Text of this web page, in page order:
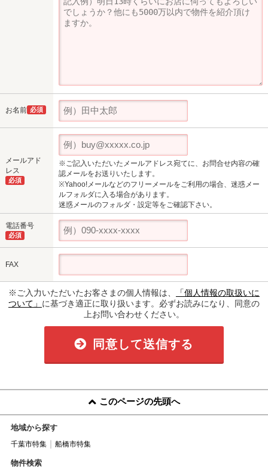
お名前 必須
メールアド
レス
必須
※ご記入いただいたメールアドレス宛てに、お問合せ内容の確
認メールをお送りいたします。
※Yahoo!メールなどのフリーメールをご利用の場合、迷惑メー
ルフォルダに入る場合があります。
迷惑メールのフォルダ・設定等をご確認下さい。
電話番号
必須
FAX
※ご入力いただいたお客さまの個人情報は、
「個人情報の取扱いに
ついて」 に基づき適正に取り扱います。必ずお読みになり、同意の
上お問い合わせください。
同意して送信する
このページの先頭へ
地域から探す
千葉市特集 船橋市特集
物件検索